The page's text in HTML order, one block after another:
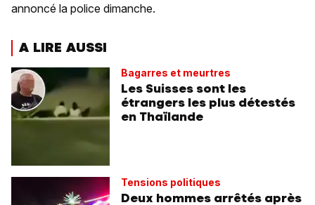
annoncé la police dimanche.
A LIRE AUSSI
Bagarres et meurtres
Les Suisses sont les
étrangers les plus détestés
en Thaïlande
Tensions politiques
Deux hommes arrêtés après